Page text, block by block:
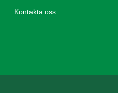
Kontakta oss